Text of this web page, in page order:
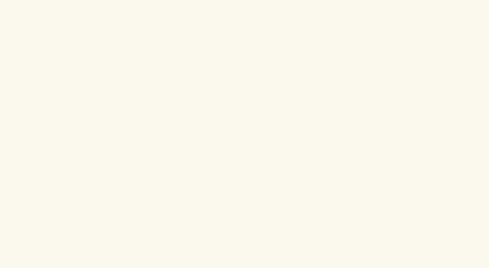
nuestro sistema. Es posible
funcionar correctamente.
de nuestro sitio web. Almacenan
es agregada y, por lo
relevante para sus intereses en
única de su navegador y